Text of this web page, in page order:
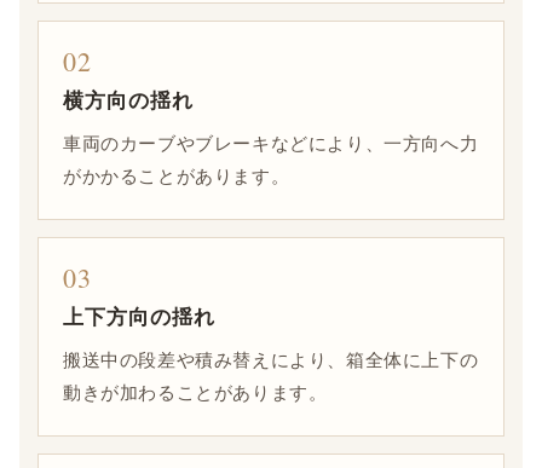
02
横方向の揺れ
車両のカーブやブレーキなどにより、一方向へ力
がかかることがあります。
03
上下方向の揺れ
搬送中の段差や積み替えにより、箱全体に上下の
動きが加わることがあります。